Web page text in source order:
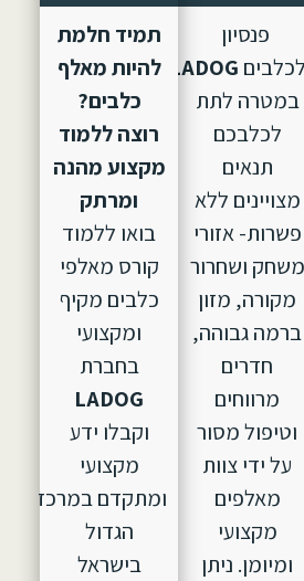
פנסיון
לכלבים LADOG, הוקם
במטרה לתת
לכלבכם
תנאים
מצויינים ללא
פשרות- אזורי
משחק ושחרור
מקורה, מזון
ברמה גבוהה,
חדרים
מרווחים
וטיפול מסור
על ידי צוות
מאלפים
מקצועי
ומיומן. ניתן
תמיד חלמת
להיות מאלף
כלבים?
רוצה ללמוד
מקצוע מהנה
ומרתק
בואו ללמוד
קורס מאלפי
כלבים מקיף
ומקצועי
בחברת
LADOG
וקבלו ידע
מקצועי
ומתקדם במרכז
הגדול
בישראל